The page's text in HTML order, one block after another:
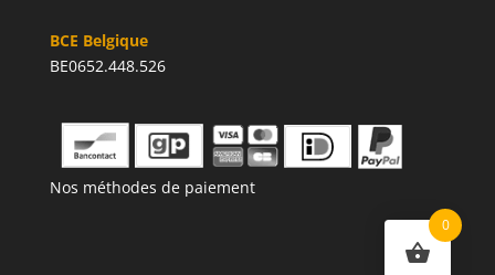
BCE Belgique
BE0652.448.526
Nos méthodes de paiement
0